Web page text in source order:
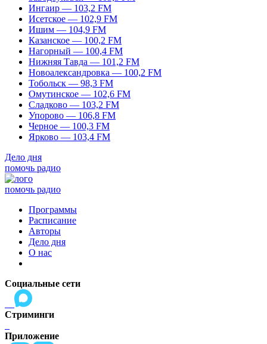
Ингаир — 103,2 FM
Исетское — 102,9 FM
Ишим — 104,9 FM
Казанское — 100,2 FM
Нагорный — 100,4 FM
Нижняя Тавда — 101,2 FM
Новоалександровка — 100,2 FM
Тобольск — 98,3 FM
Омутинское — 102,6 FM
Сладково — 103,2 FM
Упорово — 106,8 FM
Черное — 100,3 FM
Ярково — 103,4 FM
Дело дня
помочь радио
помочь радио
Программы
Расписание
Авторы
Дело дня
О нас
Социальные сети
Стриминги
Приложение